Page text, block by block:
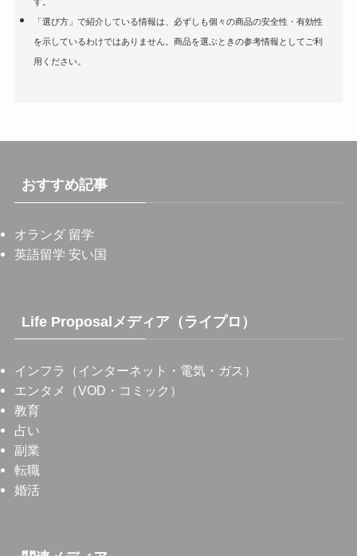
す。
「選び方」で紹介している情報は、必ずしも個々の商品の安全性・有効性
を示しているわけではありません。商品を選ぶときの参考情報としてご利
用ください。
おすすめ記事
オランダ 留学
英語留学 安い国
Life Proposalメディア（ライプロ）
インフラ（インターネット・電気・ガス）
エンタメ（VOD・コミック）
教育
占い
副業
転職
婚活